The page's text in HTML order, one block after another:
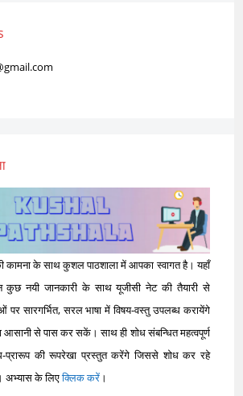
कामना के साथ कुशल पाठशाला में आपका स्वागत है। यहाँ
नयी जानकारी के साथ यूजीसी नेट की तैयारी से
पर सारगर्भित, सरल भाषा में विषय-वस्तु उपलब्ध करायेंगे
आसानी से पास कर सकें। साथ ही शोध संबन्धित महत्वपूर्ण
प्रारूप की रूपरेखा प्रस्तुत करेंगे जिससे शोध कर रहे
अभ्यास के लिएक्लिक करें ।